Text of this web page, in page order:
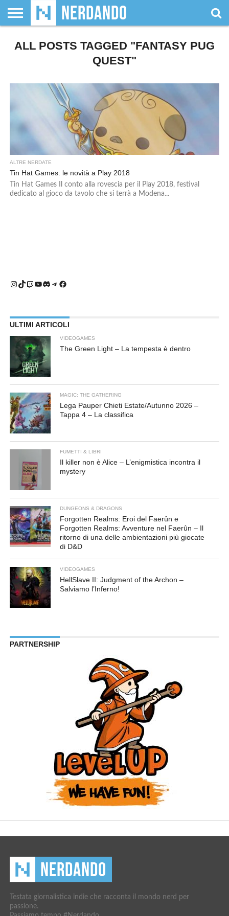
SIAMO
GIOCHI
DA
GIOCHI
DI
VIDEOGAMES
FILM
&
FUMETTI
& LIBRI
MAGIC:
THE
DUNGEONS
&
WRESTLING
NERDANDO
AWARDS
I
BOLLINI
ALL POSTS TAGGED "FANTASY PUG
QUEST"
ALTRE NERDATE
Tin Hat Games: le novità a Play 2018
Tin Hat Games Il conto alla rovescia per il Play 2018, festival
dedicato al gioco da tavolo che si terrà a Modena...
Instagram
TikTok
Twitch
YouTube
Discord
Telegram
Facebook
ULTIMI ARTICOLI
VIDEOGAMES
The Green Light – La tempesta è dentro
MAGIC: THE GATHERING
Lega Pauper Chieti Estate/Autunno 2026 –
Tappa 4 – La classifica
FUMETTI & LIBRI
Il killer non è Alice – L’enigmistica incontra il
mystery
DUNGEONS & DRAGONS
Forgotten Realms: Eroi del Faerûn e
Forgotten Realms: Avventure nel Faerûn – Il
ritorno di una delle ambientazioni più giocate
di D&D
VIDEOGAMES
HellSlave II: Judgment of the Archon –
Salviamo l’Inferno!
PARTNERSHIP
Testata giornalistica indie che racconta il mondo nerd per
passione.